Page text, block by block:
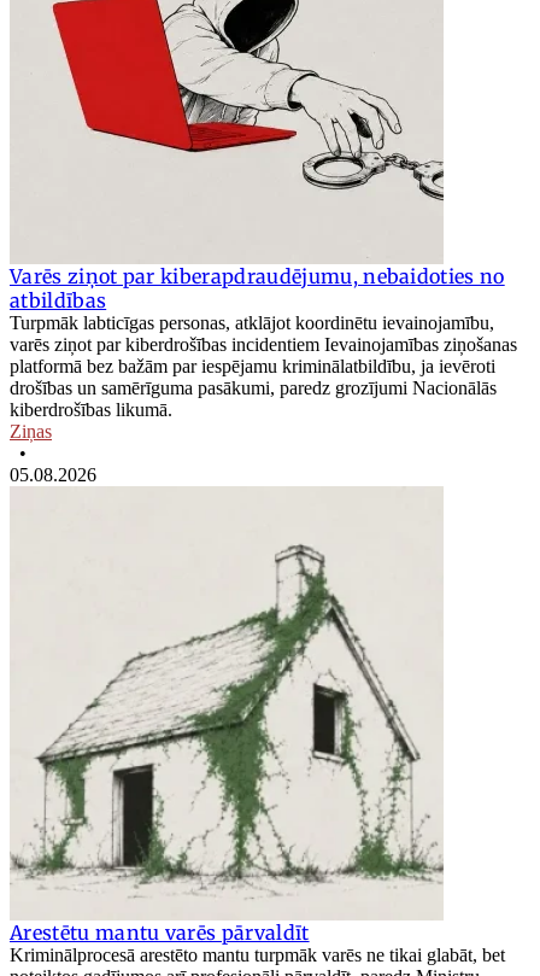
Varēs ziņot par kiberapdraudējumu, nebaidoties no
atbildības
Turpmāk labticīgas personas, atklājot koordinētu ievainojamību,
varēs ziņot par kiberdrošības incidentiem Ievainojamības ziņošanas
platformā bez bažām par iespējamu kriminālatbildību, ja ievēroti
drošības un samērīguma pasākumi, paredz grozījumi Nacionālās
kiberdrošības likumā.
Ziņas
•
05.08.2026
Arestētu mantu varēs pārvaldīt
Kriminālprocesā arestēto mantu turpmāk varēs ne tikai glabāt, bet